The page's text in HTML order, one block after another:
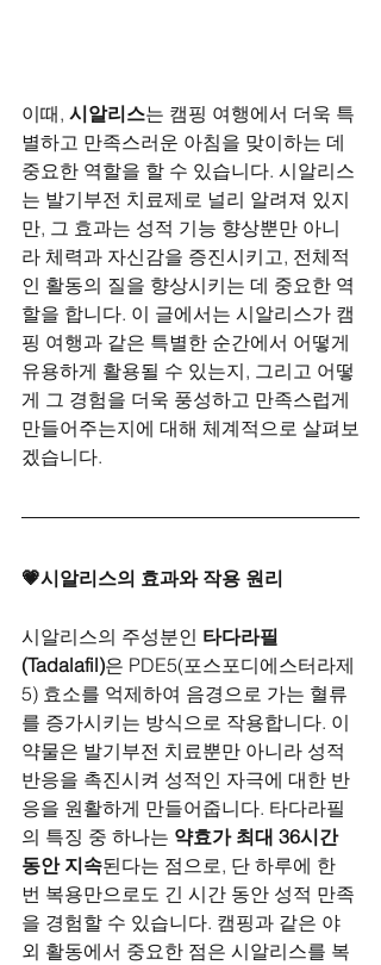
이때, 시알리스는 캠핑 여행에서 더욱 특
별하고 만족스러운 아침을 맞이하는 데
중요한 역할을 할 수 있습니다. 시알리스
는 발기부전 치료제로 널리 알려져 있지
만, 그 효과는 성적 기능 향상뿐만 아니
라 체력과 자신감을 증진시키고, 전체적
인 활동의 질을 향상시키는 데 중요한 역
할을 합니다. 이 글에서는 시알리스가 캠
핑 여행과 같은 특별한 순간에서 어떻게
유용하게 활용될 수 있는지, 그리고 어떻
게 그 경험을 더욱 풍성하고 만족스럽게
만들어주는지에 대해 체계적으로 살펴보
겠습니다.
💗시알리스의 효과와 작용 원리
시알리스의 주성분인 타다라필
(Tadalafil)은 PDE5(포스포디에스터라제
5) 효소를 억제하여 음경으로 가는 혈류
를 증가시키는 방식으로 작용합니다. 이
약물은 발기부전 치료뿐만 아니라 성적
반응을 촉진시켜 성적인 자극에 대한 반
응을 원활하게 만들어줍니다. 타다라필
의 특징 중 하나는 약효가 최대 36시간
동안 지속된다는 점으로, 단 하루에 한
번 복용만으로도 긴 시간 동안 성적 만족
을 경험할 수 있습니다. 캠핑과 같은 야
외 활동에서 중요한 점은 시알리스를 복